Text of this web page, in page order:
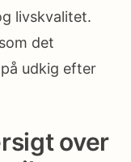
livskvalitet.
det
udkig efter
over